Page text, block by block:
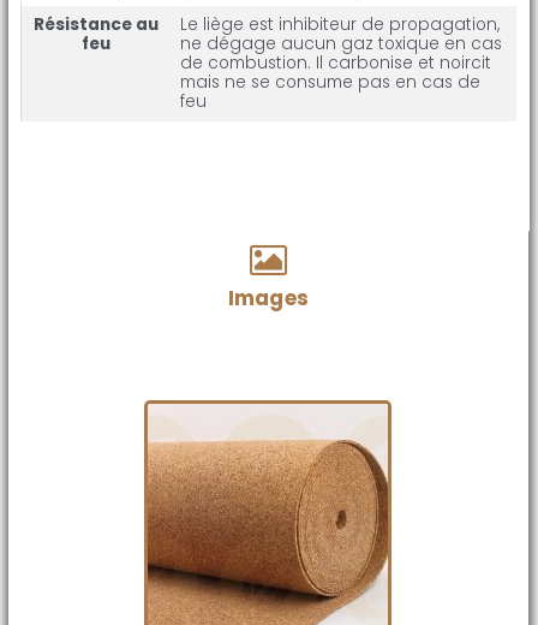
Résistance au
feu
Le liège est inhibiteur de propagation,
ne dégage aucun gaz toxique en cas
de combustion. Il carbonise et noircit
mais ne se consume pas en cas de
feu
Images